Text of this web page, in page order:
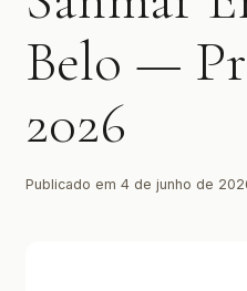
Belo —
2026
Publicado em 4 de junho de